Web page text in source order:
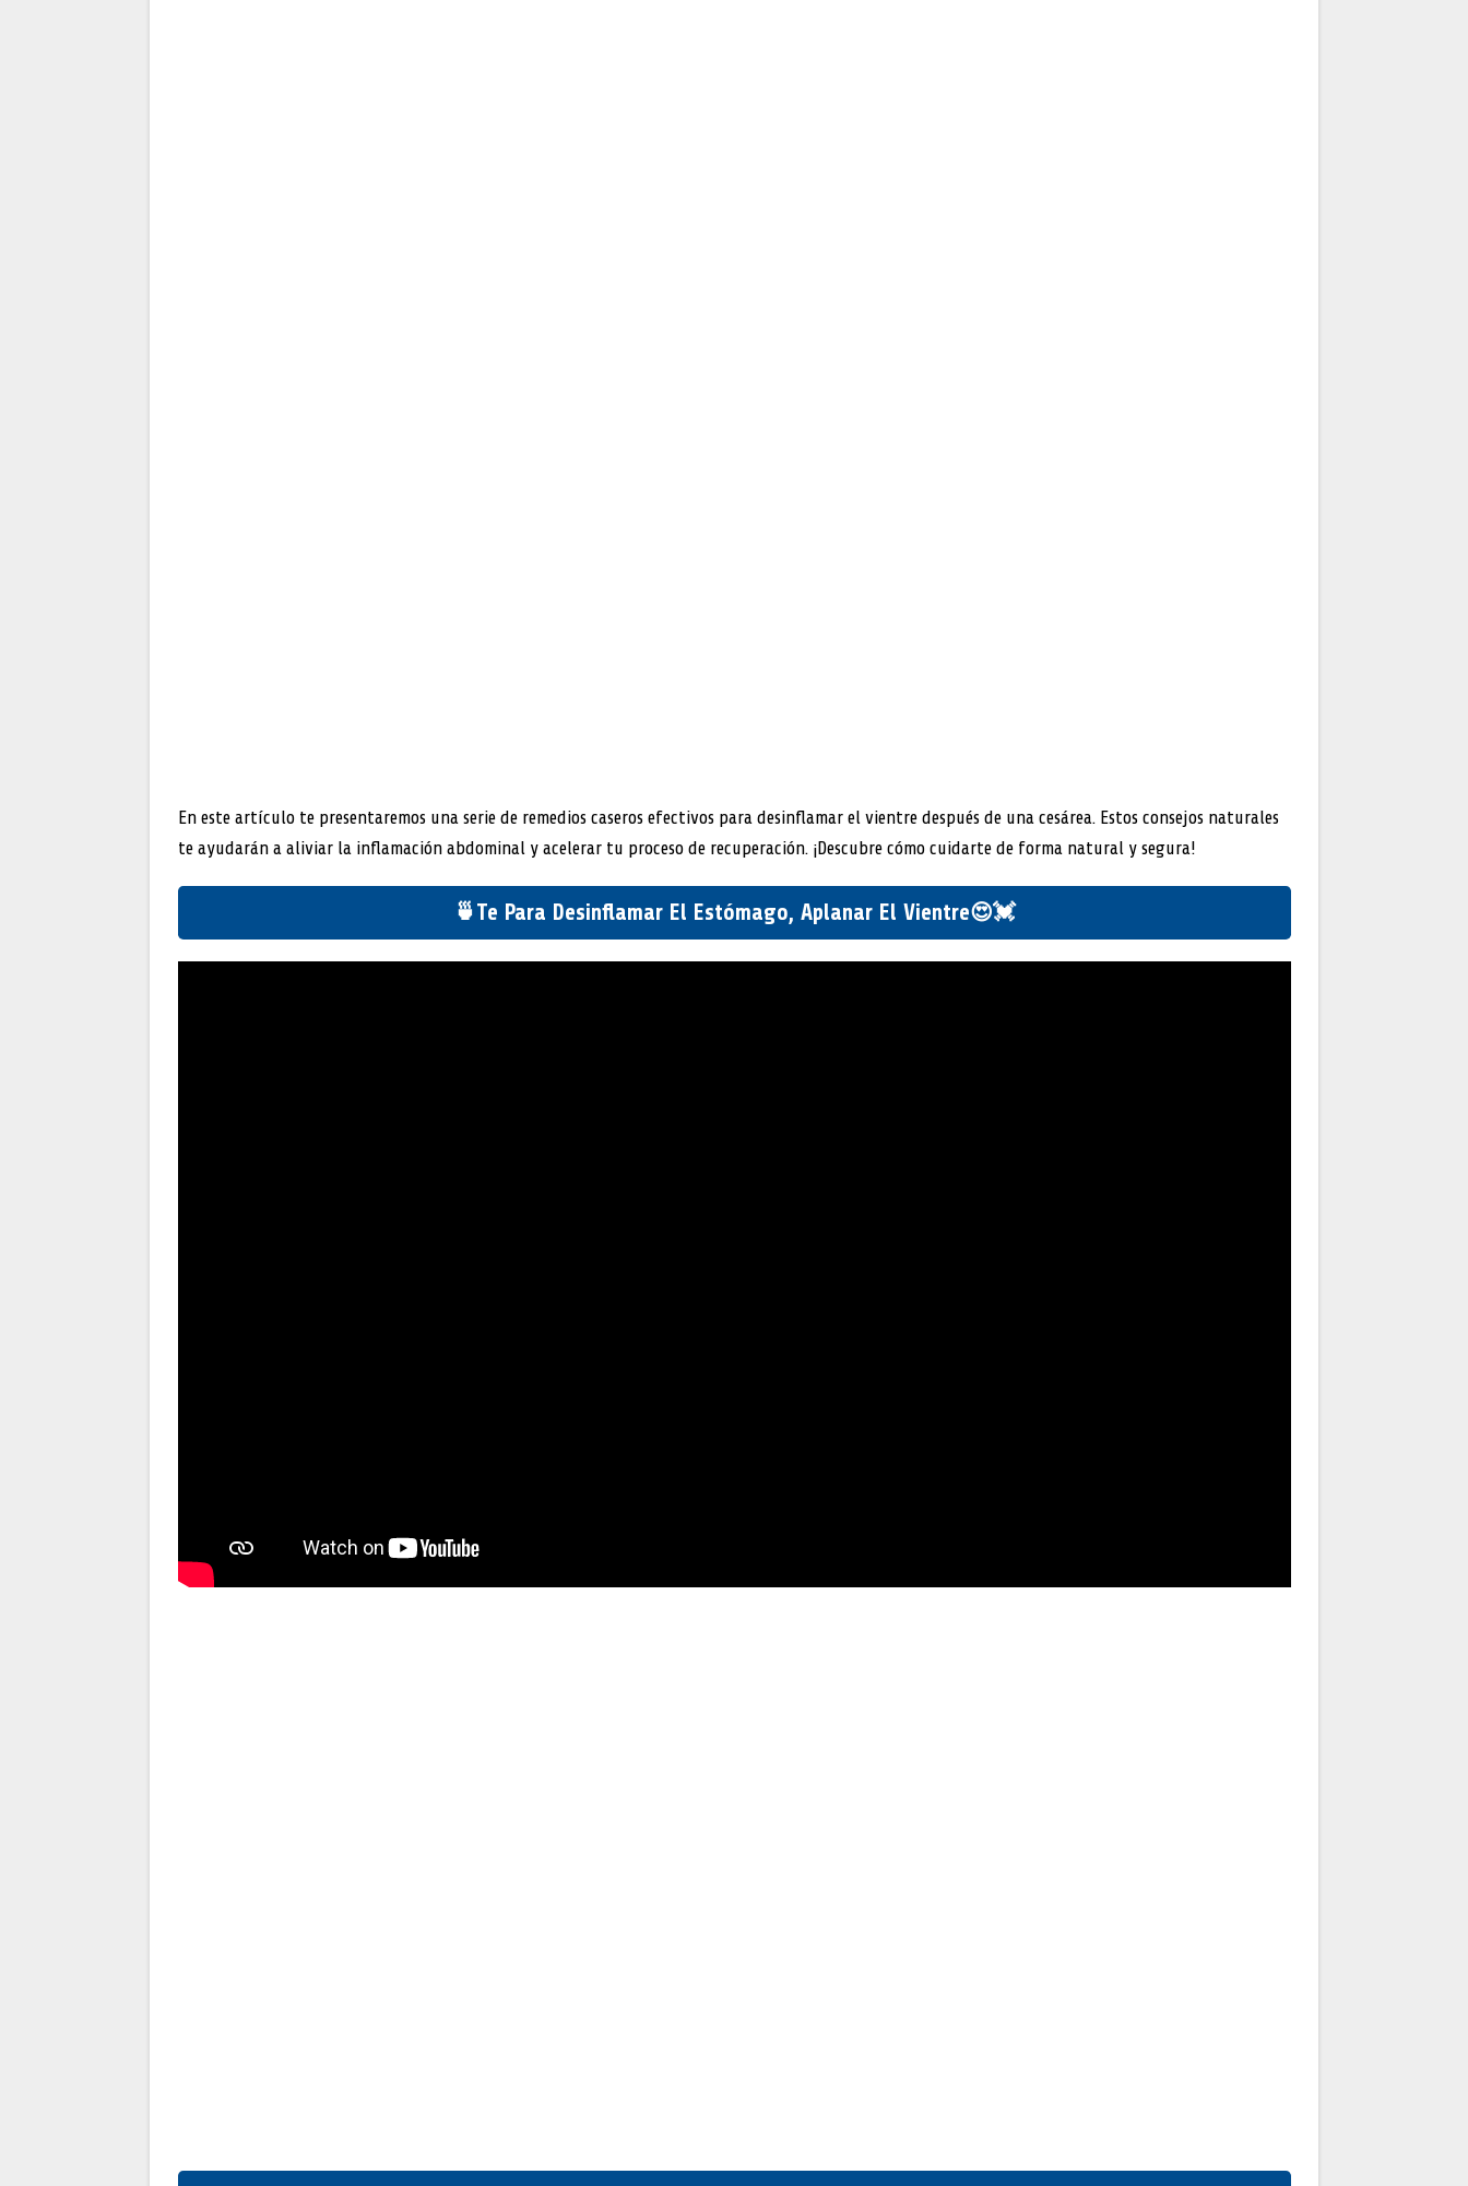
En este artículo te presentaremos una serie de remedios caseros efectivos para desinflamar el vientre después de una cesárea. Estos consejos naturales
te ayudarán a aliviar la inflamación abdominal y acelerar tu proceso de recuperación. ¡Descubre cómo cuidarte de forma natural y segura!
🍵Te Para Desinflamar El Estómago, Aplanar El Vientre😍💓